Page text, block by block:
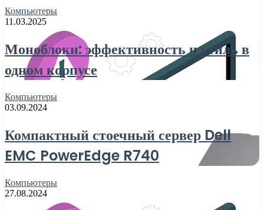
Компьютеры
11.03.2025
Моноблоки: эффективность и стиль в
одном корпусе
Компьютеры
03.09.2024
Компактный стоечный сервер Dell
EMC PowerEdge R740
Компьютеры
27.08.2024